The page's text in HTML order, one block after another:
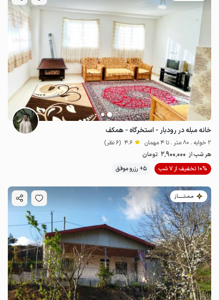
خانه مبله در رودبار - استخرگاه - همکف
2 خوابه . 80 متر . تا 4 مهمان 4.6 (6 نظر)
هر شب از 2٬900٬000 تومان
10% تخفیف از 7 شب
5+ رزرو موفق
مـمـتــــــاز